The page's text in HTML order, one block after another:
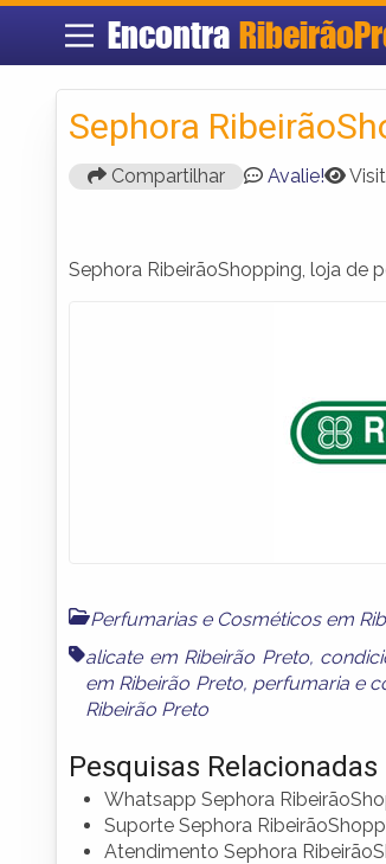
Encontra
Sephora
Compartilhar Avalie!
Sephora RibeirãoShopping, loja de
Perfumarias e Cosméticos em
alicate em Ribeirão Preto,
em Ribeirão Preto, perfumaria e
Ribeirão Preto
Pesquisas Relacionadas
Whatsapp Sephora
Suporte Sephora
Atendimento Sephora